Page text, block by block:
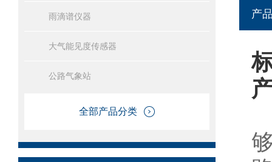
雨滴谱仪器
大气能见度传感器
公路气象站
全部产品分类
产